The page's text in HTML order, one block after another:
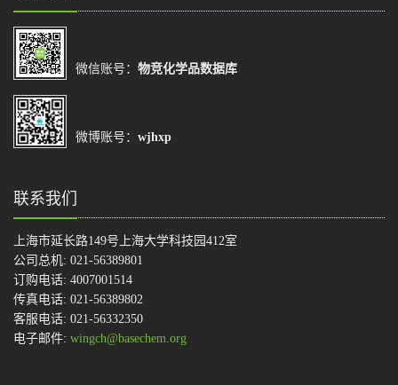
微信账号： 物竞化学品数据库
微博账号： wjhxp
联系我们
上海市延长路149号上海大学科技园412室
公司总机: 021-56389801
订购电话: 4007001514
传真电话: 021-56389802
客服电话: 021-56332350
电子邮件: wingch@basechem.org